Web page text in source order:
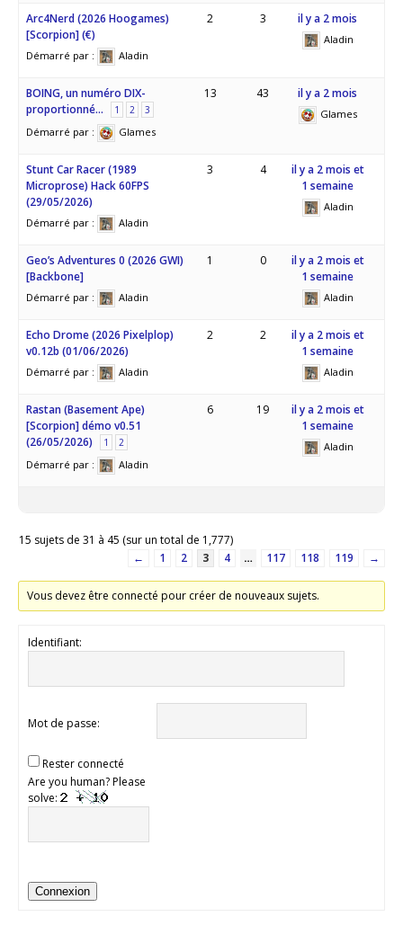
Arc4Nerd (2026 Hoogames)
[Scorpion] (€)
Démarré par : Aladin
2 3 il y a 2 mois
Aladin
BOING, un numéro DIX-
proportionné…
1 2 3
Démarré par : Glames
13 43 il y a 2 mois
Glames
Stunt Car Racer (1989
Microprose) Hack 60FPS
(29/05/2026)
Démarré par : Aladin
3 4
il y a 2 mois et
1 semaine
Aladin
Geo’s Adventures 0 (2026 GWI)
[Backbone]
Démarré par : Aladin
1 0
il y a 2 mois et
1 semaine
Aladin
Echo Drome (2026 Pixelplop)
v0.12b (01/06/2026)
Démarré par : Aladin
2 2
il y a 2 mois et
1 semaine
Aladin
Rastan (Basement Ape)
[Scorpion] démo v0.51
(26/05/2026)
1 2
Démarré par : Aladin
6 19
il y a 2 mois et
1 semaine
Aladin
15 sujets de 31 à 45 (sur un total de 1,777)
←
1 2 3 4 … 117 118 119 →
Vous devez être connecté pour créer de nouveaux sujets.
Identifiant:
Mot de passe:
Rester connecté
Are you human? Please
solve:
Connexion